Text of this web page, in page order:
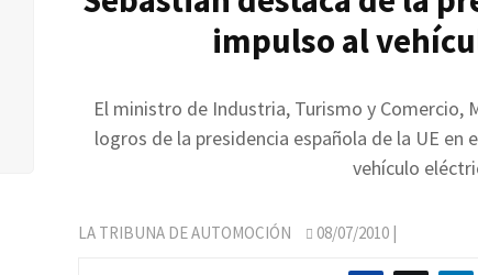
impulso al
El ministro de Industria, Turismo y Comercio,
logros de la presidencia española de la UE
vehículo
LA TRIBUNA DE AUTOMOCIÓN 08/07/2010 |